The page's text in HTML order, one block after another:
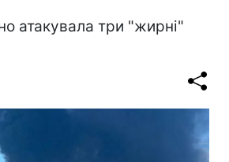
атакувала три "жирні"